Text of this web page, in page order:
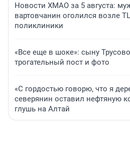
Новости ХМАО за 5 августа:
вартовчанин оголился возле
поликлиники
«Все еще в шоке»: сыну
трогательный пост и фото
«С гордостью говорю, что я
северянин оставил нефтяную
глушь на Алтай